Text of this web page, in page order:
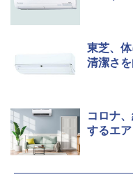
東芝、
清潔さ
コロナ
するエ